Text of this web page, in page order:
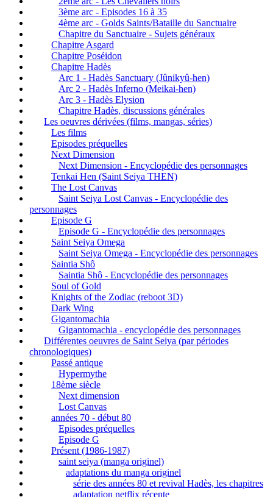
3ème arc - Episodes 16 à 35
4ème arc - Golds Saints/Bataille du Sanctuaire
Chapitre du Sanctuaire - Sujets généraux
Chapitre Asgard
Chapitre Poséidon
Chapitre Hadès
Arc 1 - Hadès Sanctuary (Jûnikyû-hen)
Arc 2 - Hadès Inferno (Meikai-hen)
Arc 3 - Hadès Elysion
Chapitre Hadès, discussions générales
Les oeuvres dérivées (films, mangas, séries)
Les films
Episodes préquelles
Next Dimension
Next Dimension - Encyclopédie des personnages
Tenkai Hen (Saint Seiya THEN)
The Lost Canvas
Saint Seiya Lost Canvas - Encyclopédie des
personnages
Episode G
Episode G - Encyclopédie des personnages
Saint Seiya Omega
Saint Seiya Omega - Encyclopédie des personnages
Saintia Shô
Saintia Shô - Encyclopédie des personnages
Soul of Gold
Knights of the Zodiac (reboot 3D)
Dark Wing
Gigantomachia
Gigantomachia - encyclopédie des personnages
Différentes oeuvres de Saint Seiya (par périodes
chronologiques)
Passé antique
Hypermythe
18ème siècle
Next dimension
Lost Canvas
années 70 - début 80
Episodes préquelles
Episode G
Présent (1986-1987)
saint seiya (manga originel)
adaptations du manga originel
série des années 80 et revival Hadès, les chapitres
adaptation netflix récente